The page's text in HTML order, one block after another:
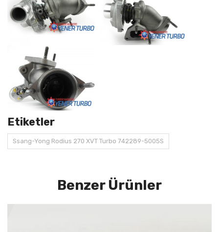
Etiketler
Ssang-Yong Rodius 270 XVT Turbo 742289-5005S
Benzer Ürünler